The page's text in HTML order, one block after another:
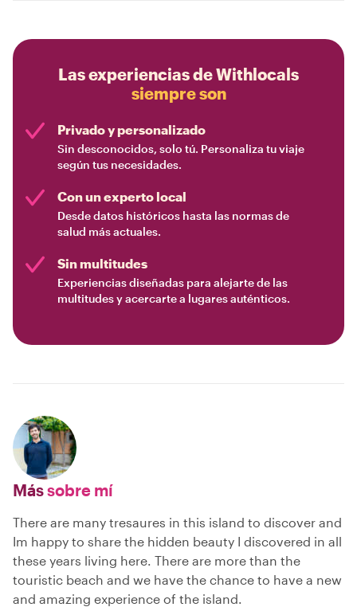
Las experiencias de Withlocals
siempre son
Privado y personalizado
Sin desconocidos, solo tú. Personaliza tu viaje
según tus necesidades.
Con un experto local
Desde datos históricos hasta las normas de
salud más actuales.
Sin multitudes
Experiencias diseñadas para alejarte de las
multitudes y acercarte a lugares auténticos.
Mássobre mí
There are many tresaures in this island to discover and
Im happy to share the hidden beauty I discovered in all
these years living here. There are more than the
touristic beach and we have the chance to have a new
and amazing experience of the island.